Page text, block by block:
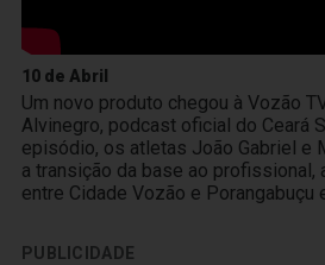
10 de Abril
Um novo produto chegou à Vozão
Alvinegro, podcast oficial do Ceará
episódio, os atletas João Gabriel e
a transição da base ao profissional,
entre Cidade Vozão e Porangabuçu
PUBLICIDADE